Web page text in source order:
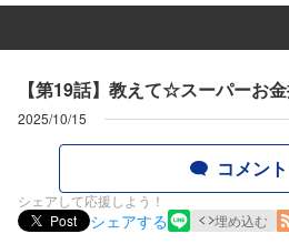
【第19話】教えて☆スーパーお
2025/10/15
コメン
シェアして応援しよう！
Post
シェアする 埋め込む